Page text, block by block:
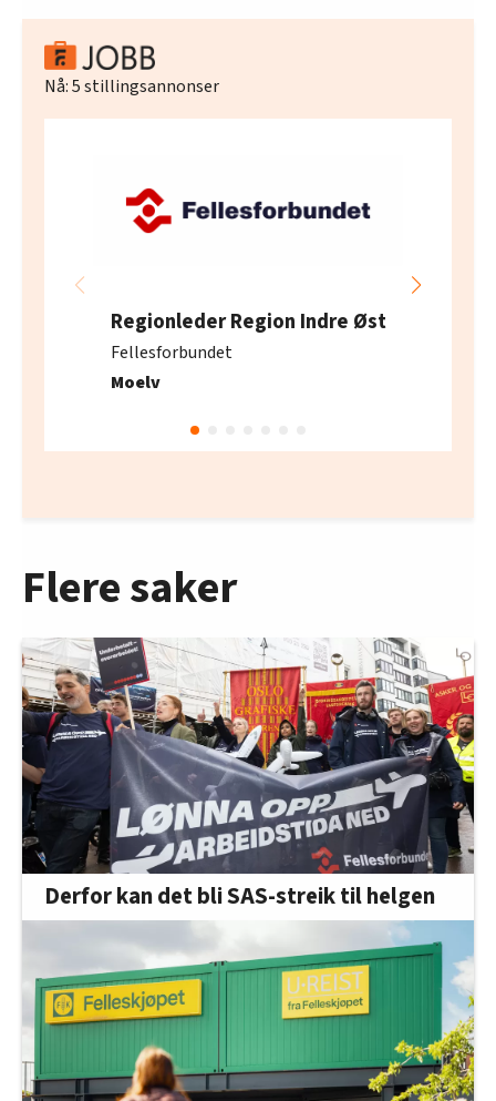
Nå:5stillingsannonser
Regionleder Region Indre Øst
Fellesforbundet
Moelv
Flere saker
Derfor kan det bli SAS-streik til helgen